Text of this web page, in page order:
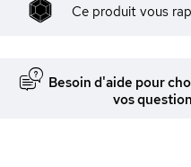
Ce produit vous
Besoin d'aide pour
vos